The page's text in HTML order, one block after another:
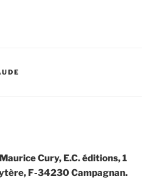
Cury, E.C. éditions, 1
F-34230 Campagnan.